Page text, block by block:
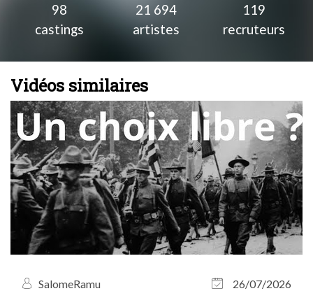
98
castings
21 694
artistes
119
recruteurs
Vidéos similaires
SalomeRamu 26/07/2026